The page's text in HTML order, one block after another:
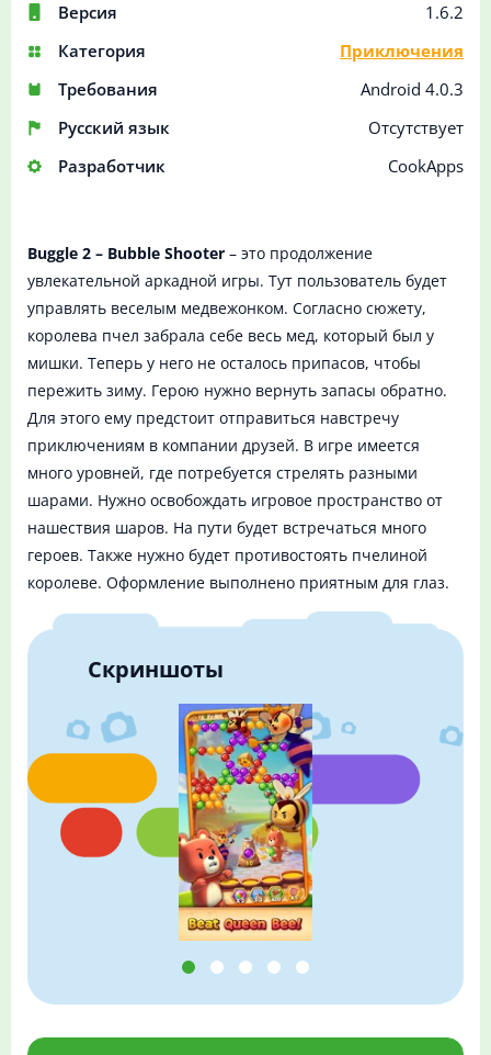
Версия
1.6.2
Категория
Приключения
Требования
Android 4.0.3
Русский язык
Отсутствует
Разработчик
CookApps
Buggle 2 – Bubble Shooter – это продолжение
увлекательной аркадной игры. Тут пользователь будет
управлять веселым медвежонком. Согласно сюжету,
королева пчел забрала себе весь мед, который был у
мишки. Теперь у него не осталось припасов, чтобы
пережить зиму. Герою нужно вернуть запасы обратно.
Для этого ему предстоит отправиться навстречу
приключениям в компании друзей. В игре имеется
много уровней, где потребуется стрелять разными
шарами. Нужно освобождать игровое пространство от
нашествия шаров. На пути будет встречаться много
героев. Также нужно будет противостоять пчелиной
королеве. Оформление выполнено приятным для глаз.
Скриншоты